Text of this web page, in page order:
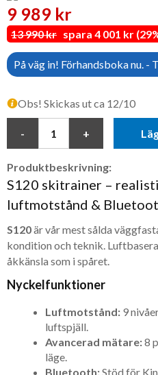
9 989 kr
13 990 kr spara 4 001 kr
På väg in! Förhandsboka nu. -
Obs! Skickas ut ca 12/10
Produktbeskrivning:
S120 skitrainer –
luftmotstånd &
S120är vår mest sålda
kondition och teknik.
åkkänsla som i spåret.
Nyckelfunktioner
Luftmotstånd: 9
luftspjäll.
Avancerad mätare:8
läge.
Bluetooth:Stöd för